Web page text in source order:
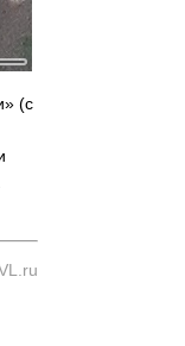
(с